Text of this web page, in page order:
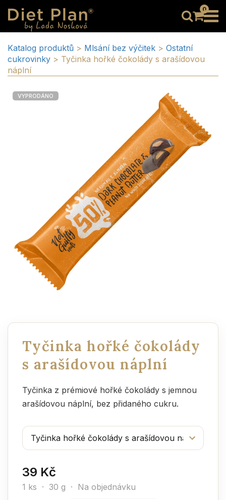
0
Katalog produktů > Mlsání bez výčitek > Ostatní
cukrovinky > Tyčinka hořké čokolády s arašídovou
náplní
VYPRODÁNO
Tyčinka hořké čokolády
s arašídovou náplní
Tyčinka z prémiové hořké čokolády s jemnou
arašídovou náplní, bez přidaného cukru.
39 Kč
1 ks · 30 g · Na objednávku